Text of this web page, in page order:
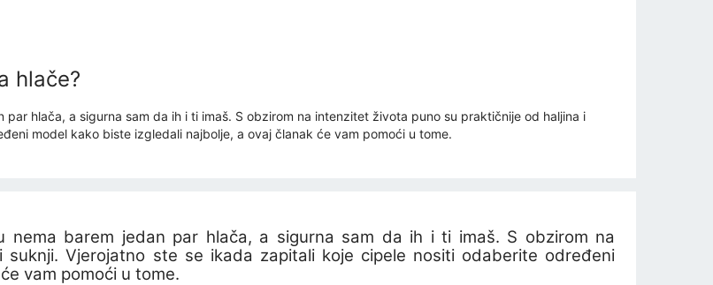
hlače?
hlača, a sigurna sam da ih i ti imaš. S obzirom na intenzitet života puno su praktičnije od haljina i
model kako biste izgledali najbolje, a ovaj članak će vam pomoći u tome.
nema barem jedan par hlača, a sigurna sam da ih i ti imaš. S obzirom na
Vjerojatno ste se ikada zapitali koje cipele nositi odaberite određeni
vam pomoći u tome.